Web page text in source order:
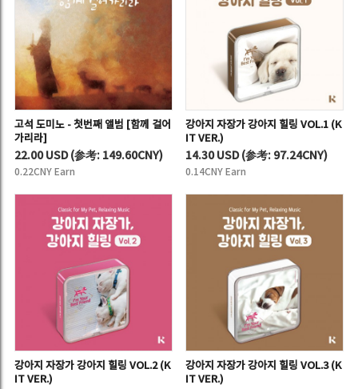
고석 도미노 - 첫번째 앨범 [함께 걸어
가리라]
22.00 USD(参考: 149.60CNY)
0.22CNY Earn
강아지 자장가 강아지 힐링 VOL.1 (K
IT VER.)
14.30 USD(参考: 97.24CNY)
0.14CNY Earn
강아지 자장가 강아지 힐링 VOL.2 (K
IT VER.)
강아지 자장가 강아지 힐링 VOL.3 (K
IT VER.)